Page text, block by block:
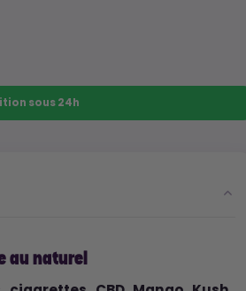
sous 24h
au naturel